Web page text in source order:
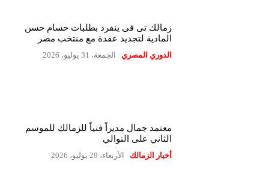
زمالك تى فى ينفرد بطلبات حسام حسن
المادية لتجديد عقدة مع منتخب مصر
الدوري المصري الجمعة، 31 يوليو، 2026
معتمد جمال مديراً فنياً للزمالك للموسم
الثاني على التوالي
أخبار الزمالك الأربعاء، 29 يوليو، 2026